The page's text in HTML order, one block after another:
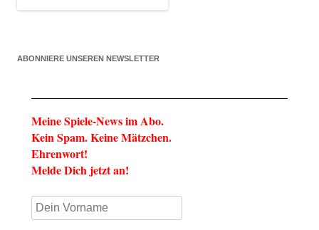
ABONNIERE UNSEREN NEWSLETTER
Meine Spiele-News im Abo.
Kein Spam. Keine Mätzchen.
Ehrenwort!
Melde Dich jetzt an!